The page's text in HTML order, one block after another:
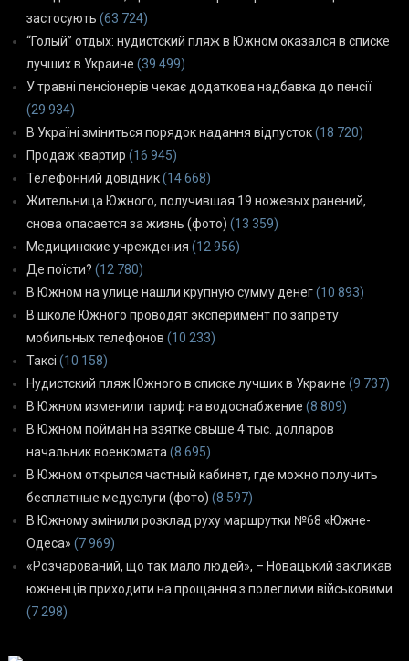
застосують (63 724)
“Голый” отдых: нудистский пляж в Южном оказался в списке
лучших в Украине (39 499)
У травні пенсіонерів чекає додаткова надбавка до пенсії
(29 934)
В Україні зміниться порядок надання відпусток(18 720)
Продаж квартир (16 945)
Телефонний довідник(14 668)
Жительница Южного, получившая 19 ножевых ранений,
снова опасается за жизнь (фото) (13 359)
Медицинские учреждения (12 956)
Де поїсти? (12 780)
В Южном на улице нашли крупную сумму денег(10 893)
В школе Южного проводят эксперимент по запрету
мобильных телефонов (10 233)
Таксі (10 158)
Нудистский пляж Южного в списке лучших в Украине (9 737)
В Южном изменили тариф на водоснабжение (8 809)
В Южном пойман на взятке свыше 4 тыс. долларов
начальник военкомата (8 695)
В Южном открылся частный кабинет, где можно получить
бесплатные медуслуги (фото) (8 597)
В Южному змінили розклад руху маршрутки №68 «Южне-
Одеса» (7 969)
«Розчарований, що так мало людей», – Новацький закликав
южненців приходити на прощання з полеглими військовими
(7 298)